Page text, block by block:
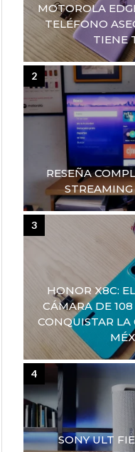
MOTOROLA
TELÉFONO
TIENE
RESEÑA
2
HONOR X8C:
CÁMARA DE
CONQUISTAR
3
SONY ULT
4